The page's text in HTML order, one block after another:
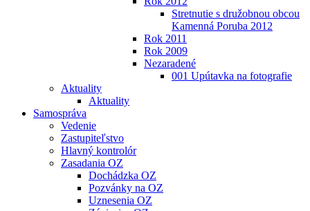
Stretnutie s družobnou obcou
Kamenná Poruba 2012
Rok 2011
Rok 2009
Nezaradené
001 Upútavka na fotografie
Aktuality
Aktuality
Samospráva
Vedenie
Zastupiteľstvo
Hlavný kontrolór
Zasadania OZ
Dochádzka OZ
Pozvánky na OZ
Uznesenia OZ